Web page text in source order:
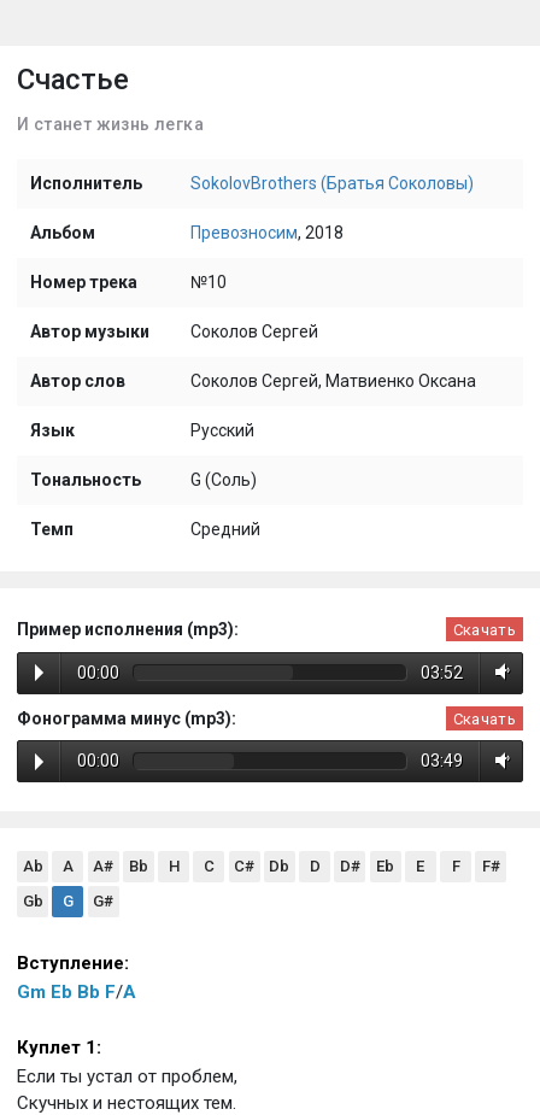
Счастье
И станет жизнь легка
Исполнитель SokolovBrothers (Братья Соколовы)
Альбом Превозносим, 2018
Номер трека №10
Автор музыки Соколов Сергей
Автор слов Соколов Сергей, Матвиенко Оксана
Язык Русский
Тональность G (Соль)
Темп Средний
Пример исполнения (mp3): Скачать
00:00 03:52
Фонограмма минус (mp3): Скачать
00:00 03:49
Ab A A# Bb H C C# Db D D# Eb E F
F#
Gb
G G#
Вступление:
Gm Eb Bb F/A
Куплет 1:
Если ты устал от проблем,
Скучных и нестоящих тем.